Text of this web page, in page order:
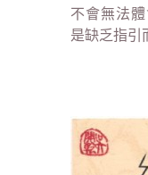
不會無法
是缺乏指引